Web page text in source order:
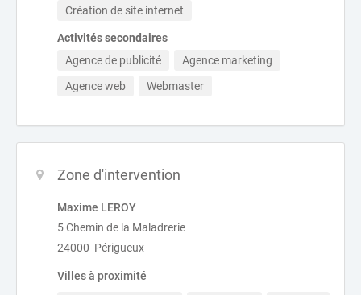
Création de site internet
Activités secondaires
Agence de publicité
Agence marketing
Agence web
Webmaster
Zone d'intervention
Maxime LEROY
5 Chemin de la Maladrerie
24000 Périgueux
Villes à proximité